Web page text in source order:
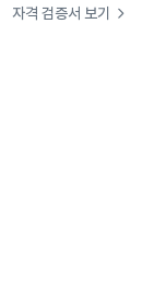
자격 검증서 보기